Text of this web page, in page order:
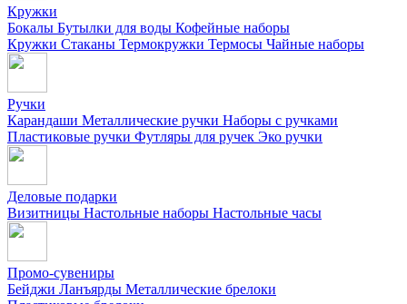
Кружки
Бокалы Бутылки для воды Кофейные наборы
Кружки Стаканы Термокружки Термосы Чайные наборы
Ручки
Карандаши Металлические ручки Наборы с ручками
Пластиковые ручки Футляры для ручек Эко ручки
Деловые подарки
Визитницы Настольные наборы Настольные часы
Промо-сувениры
Бейджи Ланъярды Металлические брелоки